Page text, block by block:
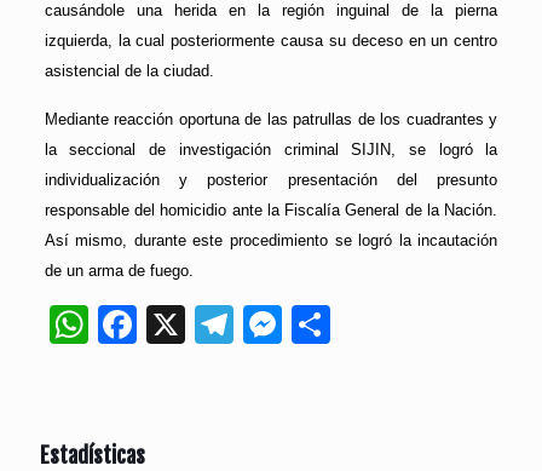
causándole una herida en la región inguinal de la pierna
izquierda, la cual posteriormente causa su deceso en un centro
asistencial de la ciudad.
Mediante reacción oportuna de las patrullas de los cuadrantes y
la seccional de investigación criminal SIJIN, se logró la
individualización y posterior presentación del presunto
responsable del homicidio ante la Fiscalía General de la Nación.
Así mismo, durante este procedimiento se logró la incautación
de un arma de fuego.
WhatsApp
Facebook
X Telegram
Messenger
Estadísticas